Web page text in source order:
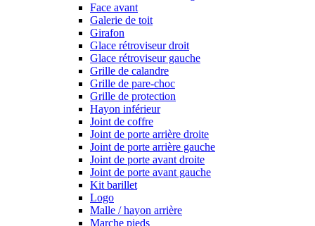
Face avant
Galerie de toit
Girafon
Glace rétroviseur droit
Glace rétroviseur gauche
Grille de calandre
Grille de pare-choc
Grille de protection
Hayon inférieur
Joint de coffre
Joint de porte arrière droite
Joint de porte arrière gauche
Joint de porte avant droite
Joint de porte avant gauche
Kit barillet
Logo
Malle / hayon arrière
Marche pieds